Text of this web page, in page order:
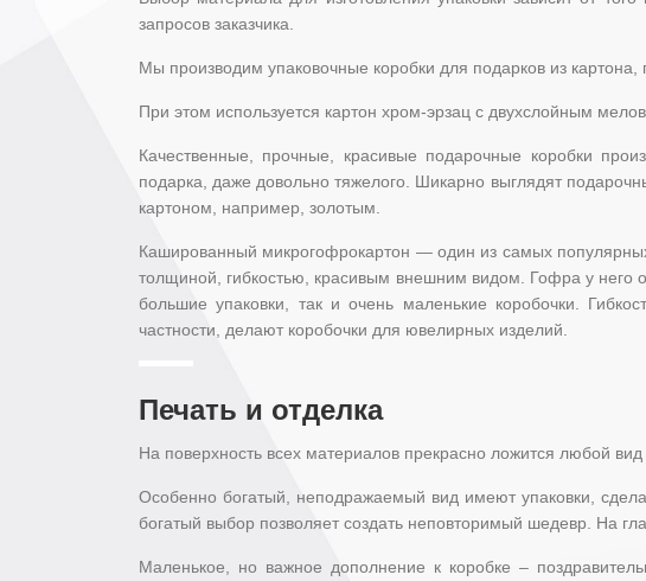
запросов заказчика.
Мы производим упаковочные коробки для подарков из картона,
При этом используется картон хром-эрзац с двухслойным
Качественные, прочные, красивые подарочные коробки
подарка, даже довольно тяжелого. Шикарно выглядят
картоном, например, золотым.
Кашированный микрогофрокартон — один из самых
толщиной, гибкостью, красивым внешним видом. Гофра у него
большие упаковки, так и очень маленькие коробочки.
частности, делают коробочки для ювелирных изделий.
Печать и отделка
На поверхность всех материалов прекрасно ложится любой
Особенно богатый, неподражаемый вид имеют упаковки,
богатый выбор позволяет создать неповторимый шедевр. На
Маленькое, но важное дополнение к коробке –